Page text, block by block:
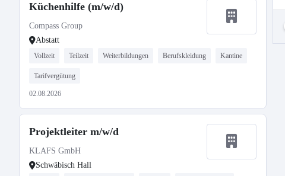
Küchenhilfe (m/w/d)
Compass Group
Abstatt
Vollzeit Teilzeit Weiterbildungen Berufskleidung Kantine
Tarifvergütung
02.08.2026
Projektleiter m/w/d
KLAFS GmbH
Schwäbisch Hall